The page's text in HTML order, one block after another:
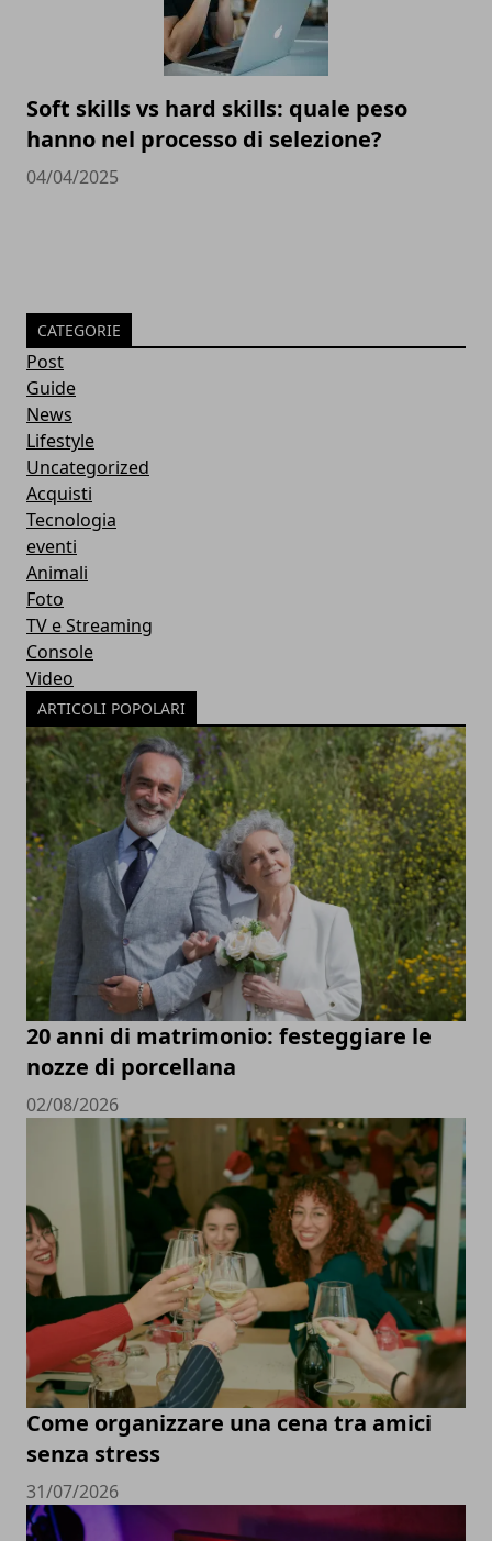
Soft skills vs hard skills: quale peso
hanno nel processo di selezione?
04/04/2025
CATEGORIE
Post
Guide
News
Lifestyle
Uncategorized
Acquisti
Tecnologia
eventi
Animali
Foto
TV e Streaming
Console
Video
ARTICOLI POPOLARI
20 anni di matrimonio: festeggiare le
nozze di porcellana
02/08/2026
Come organizzare una cena tra amici
senza stress
31/07/2026